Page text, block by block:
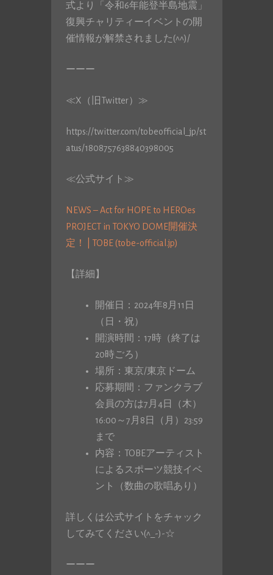
式より「令和6年能登半島地震」
復興チャリティーイベントの開
催情報が解禁されました(^^)/
ーーー
≪X（旧Twitter）≫
https://twitter.com/tobeofficial_jp/st
atus/1808757638840398005
≪公式サイト≫
NEWS – Act for HOPE to HEROes
PROJECT in TOKYO DOME開催決
定！ | TOBE (tobe-official.jp)
【詳細】
開催日：2024年8月11日
（日・祝）
開演時間：17時（終了は
20時ごろ）
場所：東京/東京ドーム
応募期間：ファンクラブ
会員の方は7月4日（木）
16:00～7月8日（月）23:59
まで
内容：TOBEアーティスト
によるスポーツ競技イベ
ント（数曲の歌唱あり）
詳しくは公式サイトをチャック
してみてください(^_-)-☆
ーーー